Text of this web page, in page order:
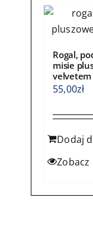
Rogal,
misie
velvetem
55,00zł
Dodaj
Zobacz